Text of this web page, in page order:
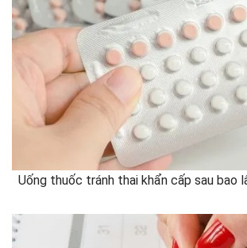
Uống thuốc tránh thai khẩn cấp sau bao